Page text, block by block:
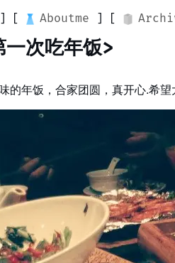
Aboutme
次吃年饭>
的年饭，合家团圆，真开心.希